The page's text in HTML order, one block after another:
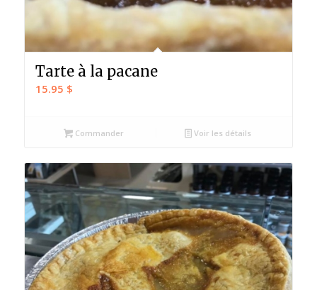
Tarte à la pacane
15.95 $
Commander Voir les détails